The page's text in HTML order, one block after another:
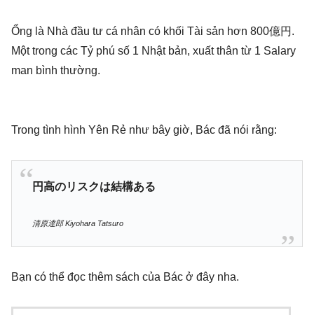
Ổng là Nhà đầu tư cá nhân có khối Tài sản hơn 800億円.
Một trong các Tỷ phú số 1 Nhật bản, xuất thân từ 1 Salary
man bình thường.
Trong tình hình Yên Rẻ như bây giờ, Bác đã nói rằng:
円高のリスクは結構ある
清原達郎 Kiyohara Tatsuro
Bạn có thể đọc thêm sách của Bác ở đây nha.